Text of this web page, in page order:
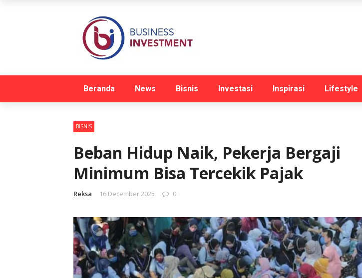
Beranda News Bisnis Investasi Inspirasi Lifestyle
BISNIS
Beban Hidup Naik, Pekerja Bergaji
Minimum Bisa Tercekik Pajak
Reksa 16 December 2025 0